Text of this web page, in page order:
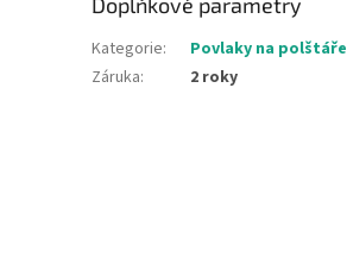
Kategorie:
Povlaky na polštáře
Záruka: 2 roky